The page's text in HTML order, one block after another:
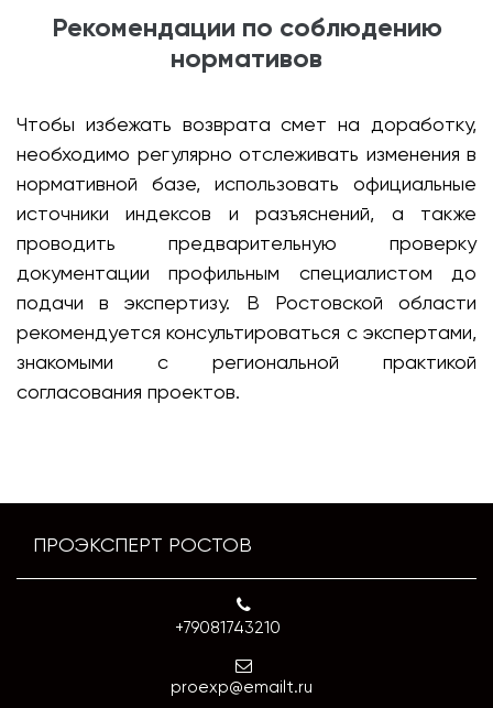
Рекомендации по соблюдению
нормативов
Чтобы избежать возврата смет на доработку,
необходимо регулярно отслеживать изменения в
нормативной базе, использовать официальные
источники индексов и разъяснений, а также
проводить предварительную проверку
документации профильным специалистом до
подачи в экспертизу. В Ростовской области
рекомендуется консультироваться с экспертами,
знакомыми с региональной практикой
согласования проектов.
ПРОЭКСПЕРТ РОСТОВ
+79081743210
proexp@emailt.ru